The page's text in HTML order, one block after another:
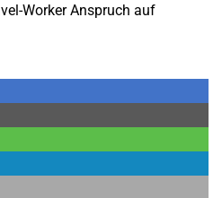
Worker Anspruch auf